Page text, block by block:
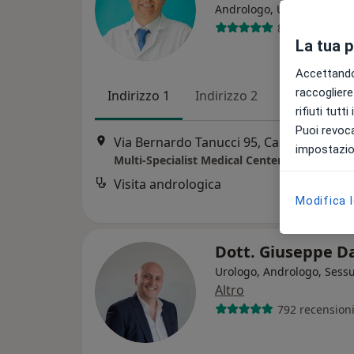
Andrologo, Urologo
823 recensioni
Indirizzo 1 Indirizzo 2
Via Bernardo Tanucci 95, Caserta
Multi-Specialist Medical Center
Visita andrologica
Dott. Giuseppe
Urologo, Andrologo,
Altro
792 recensioni
La tua
rifiuti tutti i
Puoi
Modifica